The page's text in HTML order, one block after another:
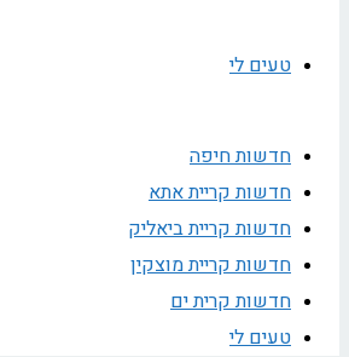
טעים לי
חדשות חיפה
חדשות קריית אתא
חדשות קריית ביאליק
חדשות קריית מוצקין
חדשות קרית ים
טעים לי